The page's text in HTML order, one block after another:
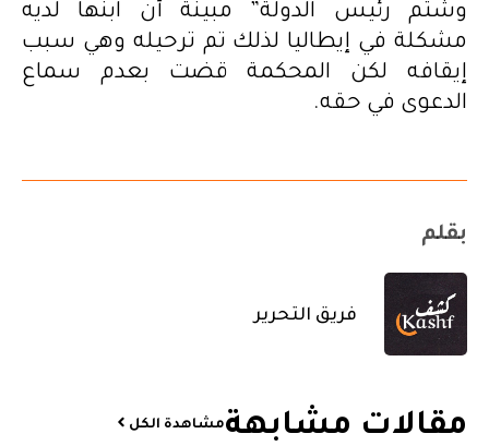
وشتم رئيس الدولة” مبينة أن ابنها لديه
مشكلة في إيطاليا لذلك تم ترحيله وهي سبب
إيقافه لكن المحكمة قضت بعدم سماع
الدعوى في حقه.
بقلم
فريق التحرير
مقالات مشابهة​مشاهدة الكل